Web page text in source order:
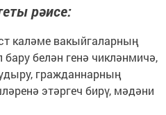
рәисе:
каләме вакыйгаларның
белән генә чикләнмичә,
гражданнарның
этәргеч бирү, мәдәни